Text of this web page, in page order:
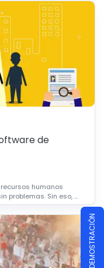
de
humanos
problemas. Sin eso, ...